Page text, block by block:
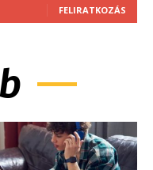
FELIRATKOZÁS